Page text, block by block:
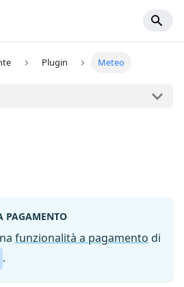
Plugin Meteo
PAGAMENTO
funzionalità a pagamento di
.